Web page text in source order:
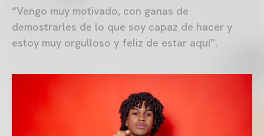
“Vengo muy motivado, con ganas de
demostrarles de lo que soy capaz de hacer y
estoy muy orgulloso y feliz de estar aquí”.